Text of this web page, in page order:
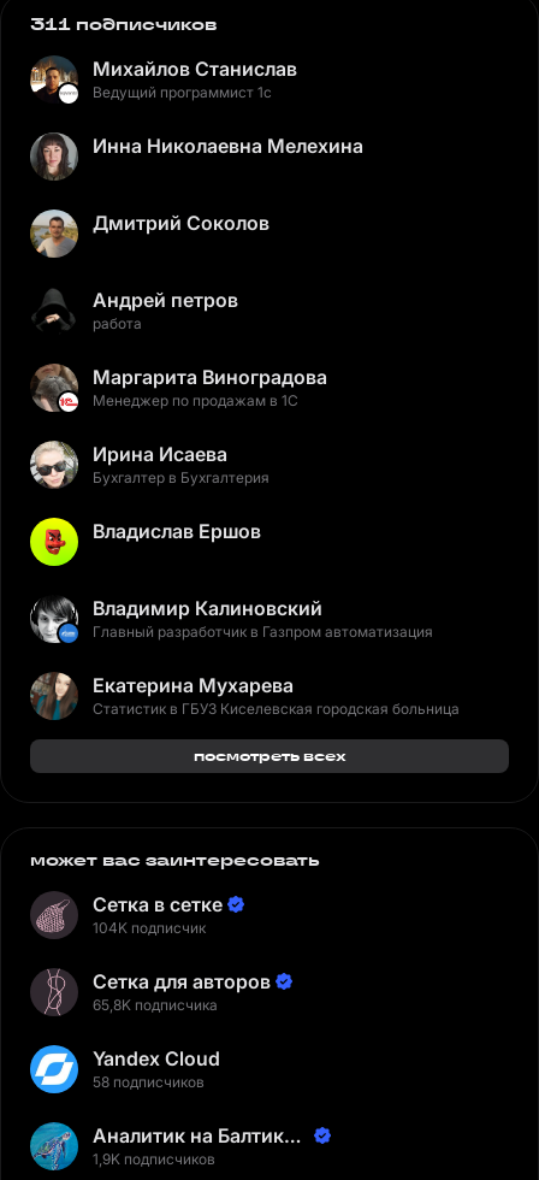
311 подписчиков
Михайлов Станислав
Ведущий программист 1с
Инна Николаевна Мелехина
Дмитрий Соколов
Андрей петров
работа
Маргарита Виноградова
Менеджер по продажам в 1С
Ирина Исаева
Бухгалтер в Бухгалтерия
Владислав Ершов
Владимир Калиновский
Главный разработчик в Газпром автоматизация
Екатерина Мухарева
Статистик в ГБУЗ Киселевская городская больница
посмотреть всех
может вас заинтересовать
Сетка в сетке
104K подписчик
Сетка для авторов
65,8K подписчика
Yandex Cloud
58 подписчиков
Аналитик на Балтике |
Неверов Станислав
1,9K подписчиков